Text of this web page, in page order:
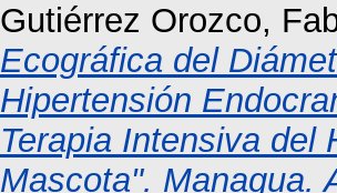
Gutiérrez Orozco,
Ecográfica del
Hipertensión
Terapia Intensiva del
Mascota". Managua.